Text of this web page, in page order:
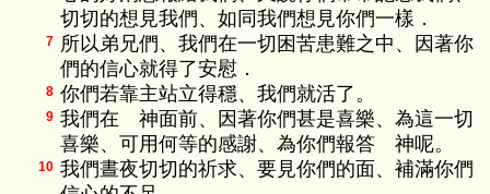
切切的想見我們、如同我們想見你們一樣．
7 所以弟兄們、我們在一切困苦患難之中、因著你
們的信心就得了安慰．
8 你們若靠主站立得穩、我們就活了。
9 我們在 神面前、因著你們甚是喜樂、為這一切
喜樂、可用何等的感謝、為你們報答 神呢。
10 我們晝夜切切的祈求、要見你們的面、補滿你們